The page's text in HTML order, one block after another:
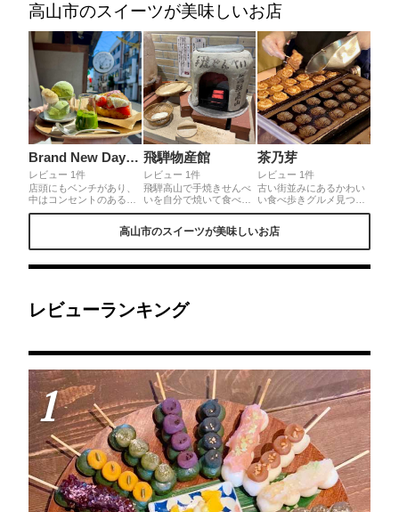
ーキやミルクレープ、タ
ルトなどが頂けます☺︎ス
イーツはまさに芸術作品
✨どの方向から見ても美
しいです☺️
頂けます🍓
も可◎フルーツを沢山使
った色とりどりのケーキ
がショーケースに並んで
いるのでどれにしようか
迷ってしまいます☺️
高山市のスイーツが美味しいお店
Brand New Day Coffee
レビュー 1件
店頭にもベンチがあり、
中はコンセントのあるカ
ウンター、テーブル、ソ
茶アフォガード880円、
るお団子付き。季節のデ
の中にいちごと求肥と桜
あんがサンドされてる
飛騨物産館
レビュー 1件
飛騨高山で手焼きせんべ
いを自分で焼いて食べれ
ます☺️持ち帰りもok! せ
しか入っていないので身
高山での手焼きせんべい
茶乃芽
レビュー 1件
古い街並みにあるかわい
い食べ歩きグルメ見つけ
た！素敵な古民家でイー
何かを焼いてる。四角い
き、子どもの鯛なので子
高山市のスイーツが美味しいお店
レビューランキング
1